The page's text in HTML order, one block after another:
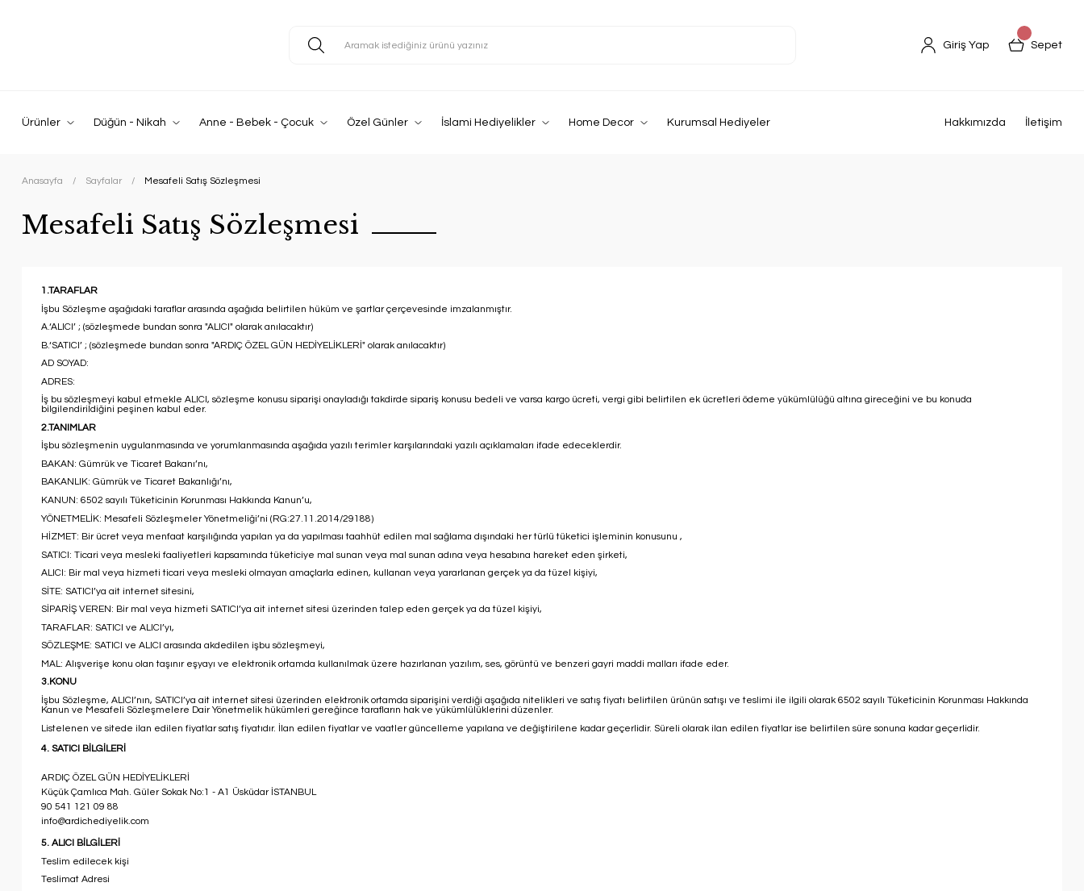
Giriş Yap Sepet
Ürünler Düğün - Nikah Anne - Bebek - Çocuk Özel Günler İslami Hediyelikler Home Decor Kurumsal Hediyeler Hakkımızda İletişim
Anasayfa Sayfalar Mesafeli Satış Sözleşmesi
Mesafeli Satış Sözleşmesi
1.TARAFLAR
İşbu Sözleşme aşağıdaki taraflar arasında aşağıda belirtilen hüküm ve şartlar çerçevesinde imzalanmıştır.
A.‘ALICI’ ; (sözleşmede bundan sonra "ALICI" olarak anılacaktır)
B.‘SATICI’ ; (sözleşmede bundan sonra "ARDIÇ ÖZEL GÜN HEDİYELİKLERİ" olarak anılacaktır)
AD SOYAD:
ADRES:
İş bu sözleşmeyi kabul etmekle ALICI, sözleşme konusu siparişi onayladığı takdirde sipariş konusu bedeli ve varsa kargo ücreti, vergi gibi belirtilen ek ücretleri ödeme yükümlülüğü altına gireceğini ve bu konuda
bilgilendirildiğini peşinen kabul eder.
2.TANIMLAR
İşbu sözleşmenin uygulanmasında ve yorumlanmasında aşağıda yazılı terimler karşılarındaki yazılı açıklamaları ifade edeceklerdir.
BAKAN: Gümrük ve Ticaret Bakanı’nı,
BAKANLIK: Gümrük ve Ticaret Bakanlığı’nı,
KANUN: 6502 sayılı Tüketicinin Korunması Hakkında Kanun’u,
YÖNETMELİK: Mesafeli Sözleşmeler Yönetmeliği’ni (RG:27.11.2014/29188)
HİZMET: Bir ücret veya menfaat karşılığında yapılan ya da yapılması taahhüt edilen mal sağlama dışındaki her türlü tüketici işleminin konusunu ,
SATICI: Ticari veya mesleki faaliyetleri kapsamında tüketiciye mal sunan veya mal sunan adına veya hesabına hareket eden şirketi,
ALICI: Bir mal veya hizmeti ticari veya mesleki olmayan amaçlarla edinen, kullanan veya yararlanan gerçek ya da tüzel kişiyi,
SİTE: SATICI’ya ait internet sitesini,
SİPARİŞ VEREN: Bir mal veya hizmeti SATICI’ya ait internet sitesi üzerinden talep eden gerçek ya da tüzel kişiyi,
TARAFLAR: SATICI ve ALICI’yı,
SÖZLEŞME: SATICI ve ALICI arasında akdedilen işbu sözleşmeyi,
MAL: Alışverişe konu olan taşınır eşyayı ve elektronik ortamda kullanılmak üzere hazırlanan yazılım, ses, görüntü ve benzeri gayri maddi malları ifade eder.
3.KONU
İşbu Sözleşme, ALICI’nın, SATICI’ya ait internet sitesi üzerinden elektronik ortamda siparişini verdiği aşağıda nitelikleri ve satış fiyatı belirtilen ürünün satışı ve teslimi ile ilgili olarak 6502 sayılı Tüketicinin Korunması Hakkında
Kanun ve Mesafeli Sözleşmelere Dair Yönetmelik hükümleri gereğince tarafların hak ve yükümlülüklerini düzenler.
Listelenen ve sitede ilan edilen fiyatlar satış fiyatıdır. İlan edilen fiyatlar ve vaatler güncelleme yapılana ve değiştirilene kadar geçerlidir. Süreli olarak ilan edilen fiyatlar ise belirtilen süre sonuna kadar geçerlidir.
4. SATICI BİLGİLERİ
ARDIÇ ÖZEL GÜN HEDİYELİKLERİ
Küçük Çamlıca Mah. Güler Sokak No:1 - A1 Üsküdar İSTANBUL
90 541 121 09 88
info@ardichediyelik.com
5. ALICI BİLGİLERİ
Teslim edilecek kişi
Teslimat Adresi